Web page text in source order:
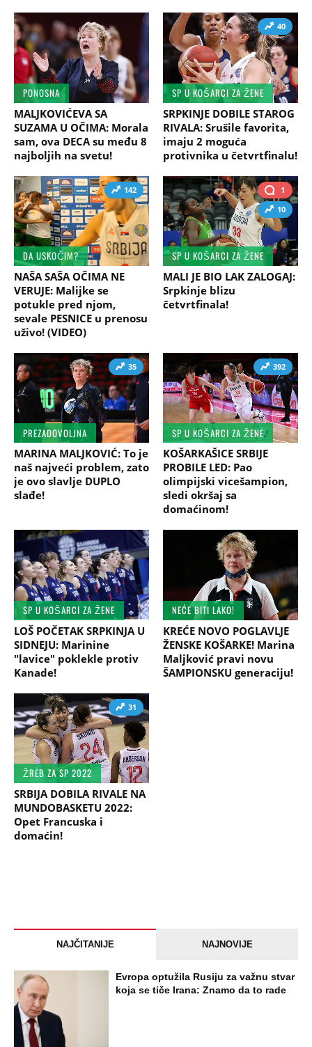
PONOSNA
MALJKOVIĆEVA SA
SUZAMA U OČIMA: Morala
sam, ova DECA su među 8
najboljih na svetu!
40
SP U KOŠARCI ZA ŽENE
SRPKINJE DOBILE STAROG
RIVALA: Srušile favorita,
imaju 2 moguća
protivnika u četvrtfinalu!
142
DA USKOČIM?
NAŠA SAŠA OČIMA NE
VERUJE: Malijke se
potukle pred njom,
sevale PESNICE u prenosu
uživo! (VIDEO)
1
10
SP U KOŠARCI ZA ŽENE
MALI JE BIO LAK ZALOGAJ:
Srpkinje blizu
četvrtfinala!
35
PREZADOVOLJNA
MARINA MALJKOVIĆ: To je
naš najveći problem, zato
je ovo slavlje DUPLO
slađe!
392
SP U KOŠARCI ZA ŽENE
KOŠARKAŠICE SRBIJE
PROBILE LED: Pao
olimpijski vicešampion,
sledi okršaj sa
domaćinom!
SP U KOŠARCI ZA ŽENE
LOŠ POČETAK SRPKINJA U
SIDNEJU: Marinine
"lavice" poklekle protiv
Kanade!
NEĆE BITI LAKO!
KREĆE NOVO POGLAVLJE
ŽENSKE KOŠARKE! Marina
Maljković pravi novu
ŠAMPIONSKU generaciju!
31
ŽREB ZA SP 2022
SRBIJA DOBILA RIVALE NA
MUNDOBASKETU 2022:
Opet Francuska i
domaćin!
NAJČITANIJE NAJNOVIJE
Evropa optužila Rusiju za važnu stvar
koja se tiče Irana: Znamo da to rade